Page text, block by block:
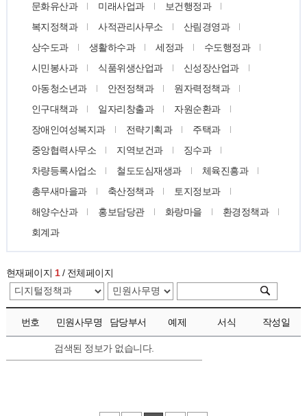
문화유산과
미래사업과
보건행정과
복지정책과
사적관리사무소
산림경영과
상수도과
생활하수과 세정과
수도행정과
시민봉사과
식품위생산업과
신성장산업과
아동청소년과
안전정책과
원자력정책과
인구대책과
일자리창출과
자원순환과
장애인여성복지과
전략기획과
주택과
중앙협력사무소
지역보건과
징수과
차량등록사업소
철도도심재생과
체육진흥과
총무새마을과
축산정책과
토지정보과
해양수산과
홍보담당관 화랑마을
환경정책과
회계과
현재페이지 1/ 전체페이지
번호 민원사무명 담당부서 예제 서식 작성일
검색된 정보가 없습니다.